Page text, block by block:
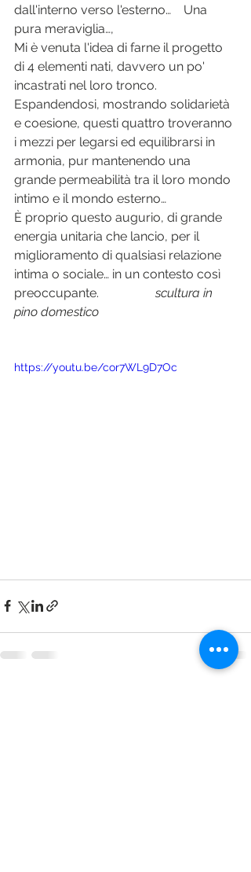
dall'interno verso l'esterno…    Una
pura meraviglia…,
Mi è venuta l'idea di farne il progetto
di 4 elementi nati, davvero un po'
incastrati nel loro tronco.
Espandendosi, mostrando solidarietà
e coesione, questi quattro troveranno
i mezzi per legarsi ed equilibrarsi in
armonia, pur mantenendo una
grande permeabilità tra il loro mondo
intimo e il mondo esterno…
È proprio questo augurio, di grande
energia unitaria che lancio, per il
miglioramento di qualsiasi relazione
intima o sociale… in un contesto così
preoccupante.
scultura in
pino domestico
https://youtu.be/cor7WL9D7Oc